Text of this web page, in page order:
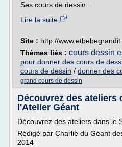
Ses cours de dessin...
Lire la suite
Site : http://
Thèmes liés : cours dessin
pour donner des cours de
cours de dessin / donner des
grand cours de dessin
Découvrez des ateliers
l'Atelier Géant
Découvrez des ateliers dans le
Rédigé par Charlie du Géant
2014